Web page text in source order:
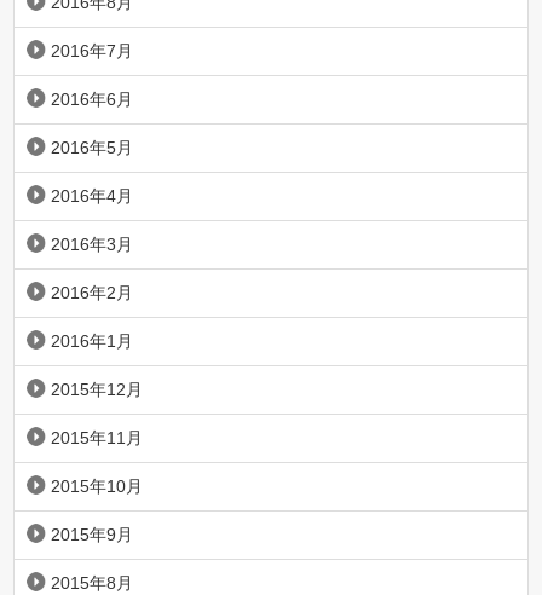
2016年7月
2016年6月
2016年5月
2016年4月
2016年3月
2016年2月
2016年1月
2015年12月
2015年11月
2015年10月
2015年9月
2015年8月